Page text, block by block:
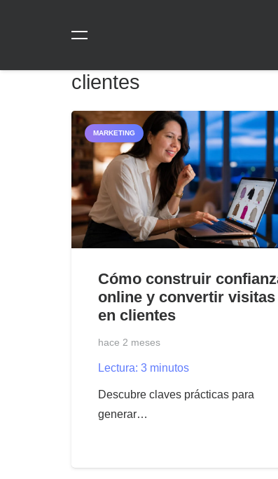
clientes
MARKETING
Cómo construir
online y convertir visitas
en clientes
hace 2 meses
Lectura: 3 minutos
Descubre claves prácticas para
generar…